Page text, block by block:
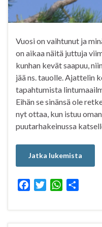
Vuosi on vaihtunut ja
on aikaa näitä juttuja
kunhan kevät saapuu,
jää ns. tauolle. Ajattelin
tapahtumista
Eihän se sinänsä ole
nyt ottaa, kun istuu
puutarhakeinussa
Jatka lukemista
c
e
i
t
W
a
t
a
r